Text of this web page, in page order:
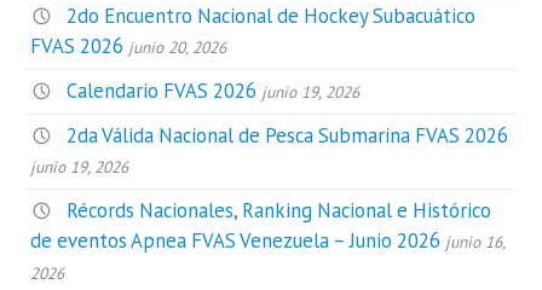
2do Encuentro Nacional de Hockey Subacuático
FVAS 2026 junio 20, 2026
Calendario FVAS 2026 junio 19, 2026
2da Válida Nacional de Pesca Submarina FVAS 2026
junio 19, 2026
Récords Nacionales, Ranking Nacional e Histórico
de eventos Apnea FVAS Venezuela – Junio 2026 junio 16,
2026